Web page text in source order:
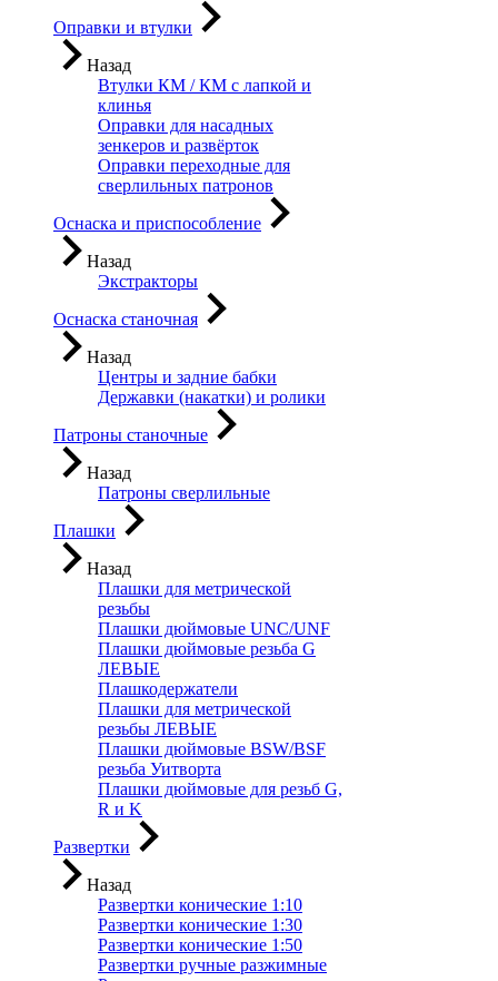
Оправки и втулки
Назад
Втулки КМ / КМ с лапкой и
клинья
Оправки для насадных
зенкеров и развёрток
Оправки переходные для
сверлильных патронов
Оснаска и приспособление
Назад
Экстракторы
Оснаска станочная
Назад
Центры и задние бабки
Державки (накатки) и ролики
Патроны станочные
Назад
Патроны сверлильные
Плашки
Назад
Плашки для метрической
резьбы
Плашки дюймовые UNC/UNF
Плашки дюймовые резьба G
ЛЕВЫЕ
Плашкодержатели
Плашки для метрической
резьбы ЛЕВЫЕ
Плашки дюймовые BSW/BSF
резьба Уитворта
Плашки дюймовые для резьб G,
R и K
Развертки
Назад
Развертки конические 1:10
Развертки конические 1:30
Развертки конические 1:50
Развертки ручные разжимные